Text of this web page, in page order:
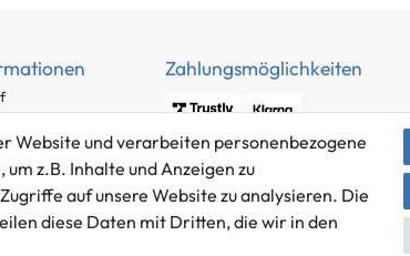
gestellte Fragen
und Versand
Zahlungsmöglichkeiten
Mitglied im Händlerbund
Website und verarbeiten personenbezogene
z.B. Inhalte und Anzeigen zu
auf unsere Website zu analysieren. Die
diese Daten mit Dritten, die wir in den